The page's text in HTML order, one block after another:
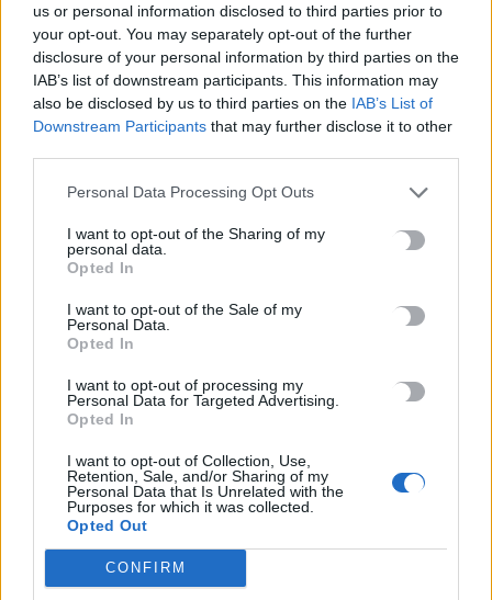
us or personal information disclosed to third parties prior to
your opt-out. You may separately opt-out of the further
disclosure of your personal information by third parties on the
IAB’s list of downstream participants. This information may
also be disclosed by us to third parties on the IAB’s List of
Downstream Participants that may further disclose it to other
Personal Data Processing Opt Outs
I want to opt-out of the Sharing of my
personal data.
Opted In
I want to opt-out of the Sale of my
Personal Data.
Opted In
I want to opt-out of processing my
Personal Data for Targeted Advertising.
Opted In
I want to opt-out of Collection, Use,
Retention, Sale, and/or Sharing of my
Personal Data that Is Unrelated with the
Purposes for which it was collected.
Opted Out
CONFIRM
Νέα χρηματοδότηση 1,5 εκατ. ευρώ για διαπλάτυνση του
Αγιοβασιλιώτικου Παραλιακού Δρόμου
6 Αυγούστου, 2026
Τι δείχνει η ιατροδικαστική εξέταση για τα αίτια θανάτου του
6 Αυγούστου, 2026
Το Αρκαλοχώρι γιόρτασε τον Προστάτη και Πολιούχο του
6 Αυγούστου, 2026
Παρατείνονται τα προληπτικά μέτρα στην Κρήτη για την
6 Αυγούστου, 2026
Έκτακτο επίδομα παιδιού: Ποιοι πάνε ταμείο
6 Αυγούστου, 2026
ΟΠΕΚΑ: Νέα πληρωμή στις 7 Αυγούστου για τρίτεκνες και
πολύτεκνες οικογένειες
6 Αυγούστου, 2026